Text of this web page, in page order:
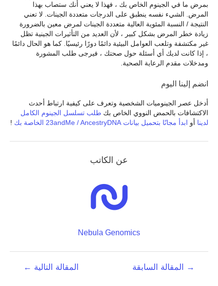
بمرض ما في الجينوم الخاص بك ، فهذا لا يعني أنك ستصاب بهذا
المرض. الشيء نفسه ينطبق على الدرجات متعددة الجينات. لا تعني
النتيجة / النسبة المئوية العالية متعددة الجينات لمرض معين بالضرورة
زيادة خطر المرض بشكل كبير ، لأن العديد من التأثيرات الجينية تظل
غير مكتشفة وتلعب العوامل البيئية دائمًا دورًا رئيسيًا. كما هو الحال دائمًا
، إذا كانت لديك أي أسئلة حول صحتك ، فيرجى طلب المشورة
ومدخلات مقدم الرعاية الصحية.
انضم إلينا اليوم
أدخل عصر الجينوميات الشخصية وتعرف على كيفية ارتباط أحدث
الاكتشافات بالحمض النووي الخاص بك طلب تسلسل الجينوم الكامل
لدينا أو ابدأ مجانًا بتحميل بيانات 23andMe / AncestryDNA الخاصة بك !
عن الكاتب
Nebula Genomics
→ المقالة السابقة المقالة التالية ←